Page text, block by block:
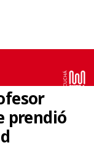
prendió